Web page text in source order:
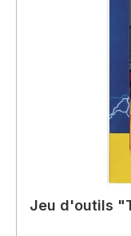
Jeu d'outils